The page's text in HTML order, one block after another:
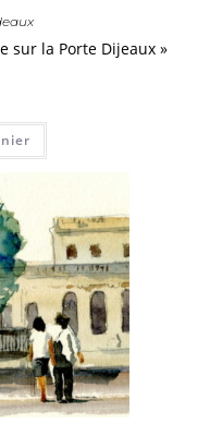
sur la Porte Dijeaux »